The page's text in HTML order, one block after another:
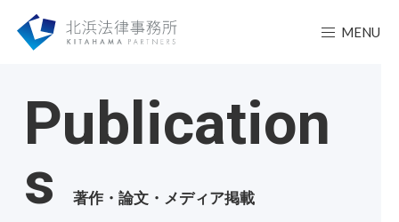
MENU
Publication
s
著作・論文・メディア掲載